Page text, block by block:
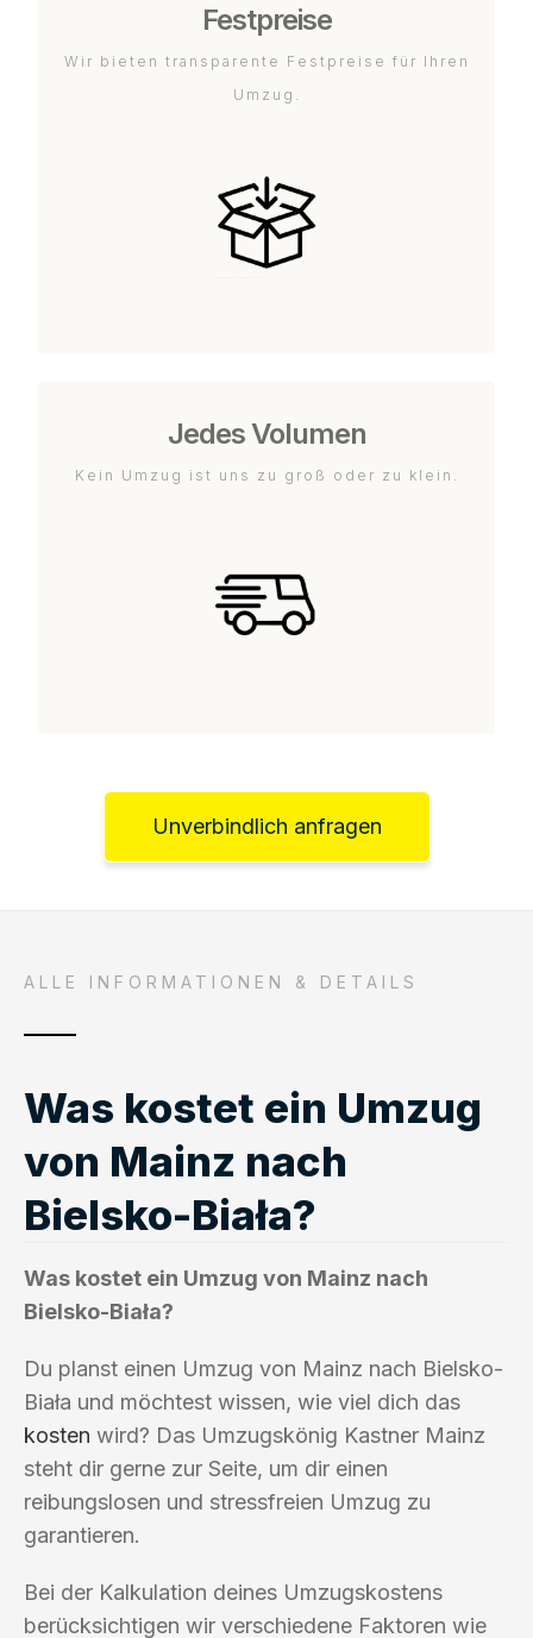
Festpreise
Wir bieten transparente Festpreise für Ihren
Umzug.
Jedes Volumen
Kein Umzug ist uns zu groß oder zu klein.
Unverbindlich anfragen
ALLE INFORMATIONEN & DETAILS
Was kostet ein Umzug
von Mainz nach
Bielsko-Biała?
Was kostet ein Umzug von Mainz nach
Bielsko-Biała?
Du planst einen Umzug von Mainz nach Bielsko-
Biała und möchtest wissen, wie viel dich das
kosten wird? Das Umzugskönig Kastner Mainz
steht dir gerne zur Seite, um dir einen
reibungslosen und stressfreien Umzug zu
garantieren.
Bei der Kalkulation deines Umzugskostens
berücksichtigen wir verschiedene Faktoren wie